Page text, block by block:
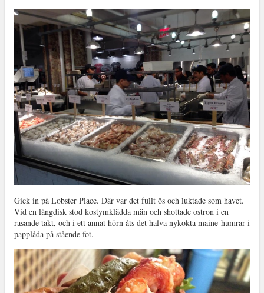
Gick in på Lobster Place. Där var det fullt ös och luktade som havet.
Vid en långdisk stod kostymklädda män och shottade ostron i en
rasande takt, och i ett annat hörn åts det halva nykokta maine-humrar i
papplåda på stående fot.